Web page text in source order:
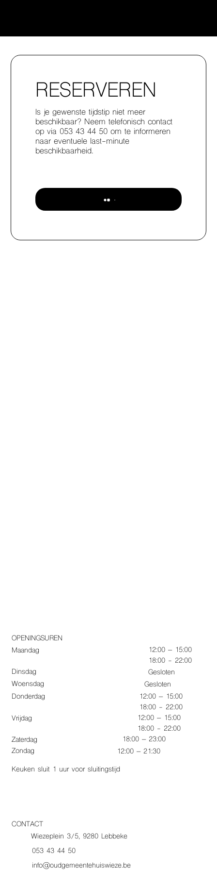
RESERVEREN
Is je gewenste tijdstip niet meer
beschikbaar? Neem telefonisch contact
op via 053 43 44 50 om te informeren
naar eventuele last-minute
beschikbaarheid.
OPENINGSUREN
Maandag
12:00 – 15:00
18:00 - 22:00
Dinsdag
Gesloten
Woensdag
Gesloten
Donderdag
12:00 – 15:00
18:00 - 22:00
Vrijdag
12:00 – 15:00
18:00 - 22:00
Zaterdag
18:00 – 23:00
Zondag
12:00 – 21:30
Keuken sluit 1 uur voor sluitingstijd
CONTACT
Wiezeplein 3/5, 9280 Lebbeke
053 43 44 50
info@oudgemeentehuiswieze.be